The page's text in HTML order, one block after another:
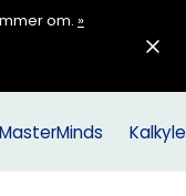
om. »
MasterMinds